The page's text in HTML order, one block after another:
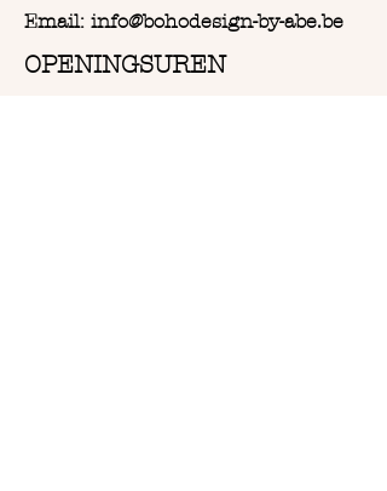
Email: info@bohodesign-by-abe.be
OPENINGSUREN